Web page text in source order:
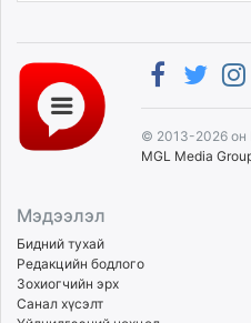
© 2013-2026 он
MGL Media
Мэдээлэл
Бидний тухай
Редакцийн бодлого
Зохиогчийн эрх
Санал хүсэлт